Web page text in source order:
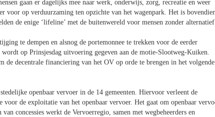
gaan er dagelijks mee naar werk, onderwijs, zorg, recreatie en weer
op verduurzaming ten opzichte van het wagenpark. Het is bovendien
de enige ‘lifeline’ met de buitenwereld voor mensen zonder alternatief.
te dempen en alsnog de portemonnee te trekken voor de eerder
op Prinsjesdag uitvoering gegeven aan de motie-Slootweg-Kuiken.
de decentrale financiering van het OV op orde te brengen in het volgende
openbaar vervoer in de 14 gemeenten. Hiervoor verleent de
de exploitatie van het openbaar vervoer. Het gaat om openbaar
concessies werkt de Vervoerregio, samen met wegbeheerders en